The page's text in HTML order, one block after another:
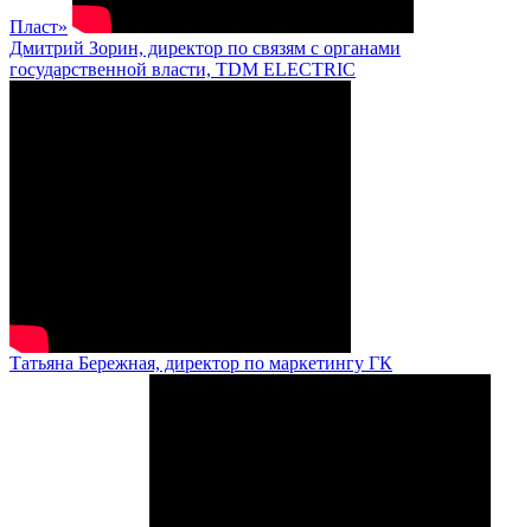
Пласт»
Дмитрий Зорин, директор по связям с органами
государственной власти, TDM ELECTRIC
Татьяна Бережная, директор по маркетингу ГК